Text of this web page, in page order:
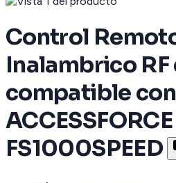
Control
Inalambrico RF
compatible con
FS1000SPEED